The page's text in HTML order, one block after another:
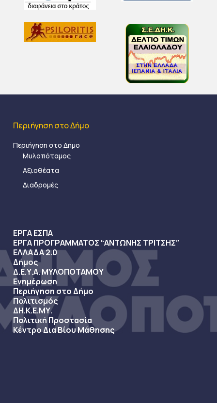
Περιήγηση στο Δήμο
Περιήγηση στο Δήμο
Μυλοπόταμος
Αξιοθέατα
Διαδρομές
ΕΡΓΑ ΕΣΠΑ
ΕΡΓΑ ΠΡΟΓΡΑΜΜΑΤΟΣ “ΑΝΤΩΝΗΣ ΤΡΙΤΣΗΣ”
ΕΛΛΑΔΑ 2.0
Δήμος
Δ.Ε.Υ.Α. ΜΥΛΟΠΟΤΑΜΟΥ
Ενημέρωση
Περιήγηση στο Δήμο
Πολιτισμός
ΔΗ.Κ.Ε.ΜΥ.
Πολιτική Προστασία
Κέντρο Δια Βίου Μάθησης